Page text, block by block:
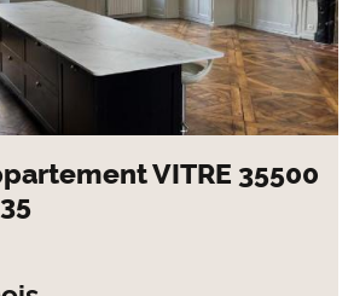
VITRE 35500